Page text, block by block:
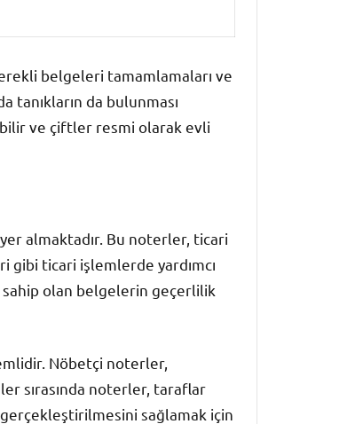
belgeleri tamamlamaları ve
tanıkların da bulunması
ve çiftler resmi olarak evli
almaktadır. Bu noterler, ticari
ticari işlemlerde yardımcı
sahip olan belgelerin geçerlilik
Nöbetçi noterler,
sırasında noterler, taraflar
sağlamak için